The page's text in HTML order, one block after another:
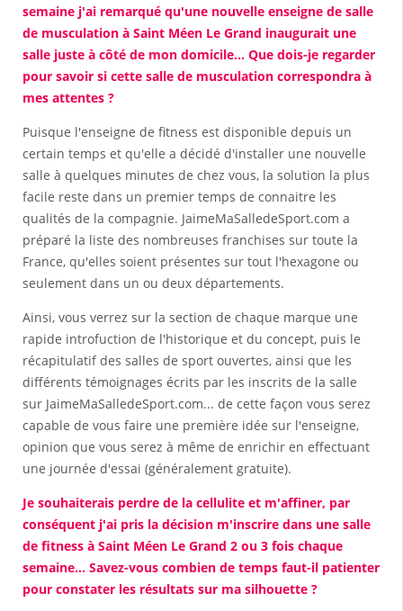
semaine j'ai remarqué qu'une nouvelle enseigne de salle
de musculation à Saint Méen Le Grand inaugurait une
salle juste à côté de mon domicile... Que dois-je regarder
pour savoir si cette salle de musculation correspondra à
mes attentes ?
Puisque l'enseigne de fitness est disponible depuis un
certain temps et qu'elle a décidé d'installer une nouvelle
salle à quelques minutes de chez vous, la solution la plus
facile reste dans un premier temps de connaitre les
qualités de la compagnie. JaimeMaSalledeSport.com a
préparé la liste des nombreuses franchises sur toute la
France, qu'elles soient présentes sur tout l'hexagone ou
seulement dans un ou deux départements.
Ainsi, vous verrez sur la section de chaque marque une
rapide introfuction de l'historique et du concept, puis le
récapitulatif des salles de sport ouvertes, ainsi que les
différents témoignages écrits par les inscrits de la salle
sur JaimeMaSalledeSport.com... de cette façon vous serez
capable de vous faire une première idée sur l'enseigne,
opinion que vous serez à même de enrichir en effectuant
une journée d'essai (généralement gratuite).
Je souhaiterais perdre de la cellulite et m'affiner, par
conséquent j'ai pris la décision m'inscrire dans une salle
de fitness à Saint Méen Le Grand 2 ou 3 fois chaque
semaine... Savez-vous combien de temps faut-il patienter
pour constater les résultats sur ma silhouette ?